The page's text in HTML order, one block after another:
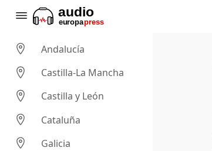
Andalucía
Castilla-La Mancha
Castilla y León
Cataluña
Galicia